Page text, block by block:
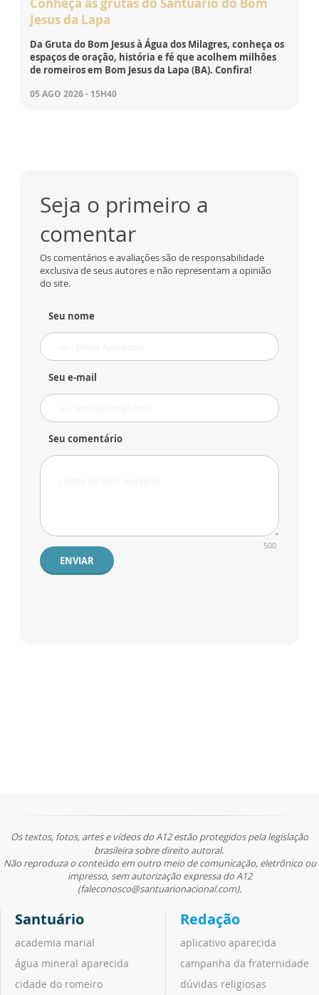
Jesus da Lapa
Da Gruta do Bom Jesus à Água dos Milagres, conheça os
espaços de oração, história e fé que acolhem milhões
de romeiros em Bom Jesus da Lapa (BA). Confira!
05 AGO 2026 - 15H40
Seja o primeiro a
comentar
Os comentários e avaliações são de responsabilidade
exclusiva de seus autores e não representam a opinião
do site.
Seu nome
Seu e-mail
Seu comentário
500
ENVIAR
Os textos, fotos, artes e vídeos do A12 estão protegidos pela legislação
brasileira sobre direito autoral.
Não reproduza o conteúdo em outro meio de comunicação, eletrônico ou
impresso, sem autorização expressa do A12
(faleconosco@santuarionacional.com).
Santuário
academia marial
água mineral aparecida
cidade do romeiro
Redação
aplicativo aparecida
campanha da fraternidade
dúvidas religiosas